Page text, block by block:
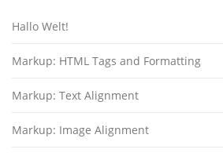
Hallo Welt!
Markup: HTML Tags and Formatting
Markup: Text Alignment
Markup: Image Alignment